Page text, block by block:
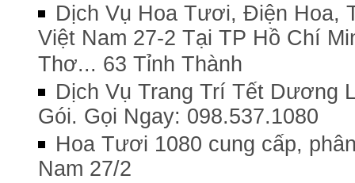
Dịch Vụ Hoa Tươi, Điện Hoa,
Việt Nam 27-2 Tại TP Hồ Chí
Thơ... 63 Tỉnh Thành
Dịch Vụ Trang Trí Tết Dương
Gói. Gọi Ngay: 098.537.1080
Hoa Tươi 1080 cung cấp,
Nam 27/2